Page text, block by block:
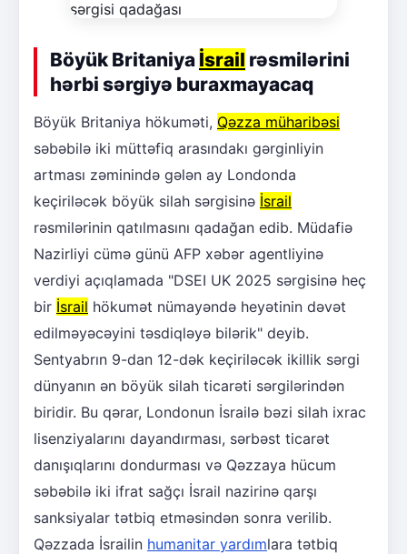
Böyük Britaniya İsrail rəsmilərini
hərbi sərgiyə buraxmayacaq
Böyük Britaniya hökuməti, Qəzza müharibəsi
səbəbilə iki müttəfiq arasındakı gərginliyin
artması zəminində gələn ay Londonda
keçiriləcək böyük silah sərgisinə İsrail
rəsmilərinin qatılmasını qadağan edib. Müdafiə
Nazirliyi cümə günü AFP xəbər agentliyinə
verdiyi açıqlamada "DSEI UK 2025 sərgisinə heç
bir İsrail hökumət nümayəndə heyətinin dəvət
edilməyəcəyini təsdiqləyə bilərik" deyib.
Sentyabrın 9-dan 12-dək keçiriləcək ikillik sərgi
dünyanın ən böyük silah ticarəti sərgilərindən
biridir. Bu qərar, Londonun İsrailə bəzi silah ixrac
lisenziyalarını dayandırması, sərbəst ticarət
danışıqlarını dondurması və Qəzzaya hücum
səbəbilə iki ifrat sağçı İsrail nazirinə qarşı
sanksiyalar tətbiq etməsindən sonra verilib.
Qəzzada İsrailin humanitar yardımlara tətbiq